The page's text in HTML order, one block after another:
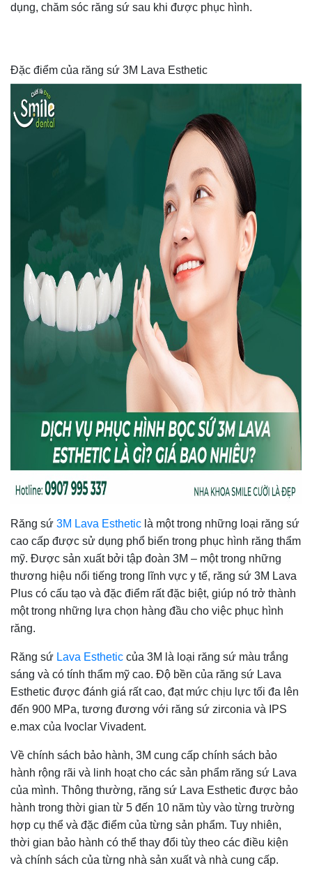
dụng, chăm sóc răng sứ sau khi được phục hình.
Đặc điểm của răng sứ 3M Lava Esthetic
Răng sứ 3M Lava Esthetic là một trong những loại răng sứ
cao cấp được sử dụng phổ biến trong phục hình răng thẩm
mỹ. Được sản xuất bởi tập đoàn 3M – một trong những
thương hiệu nổi tiếng trong lĩnh vực y tế, răng sứ 3M Lava
Plus có cấu tạo và đặc điểm rất đặc biệt, giúp nó trở thành
một trong những lựa chọn hàng đầu cho việc phục hình
răng.
Răng sứ Lava Esthetic của 3M là loại răng sứ màu trắng
sáng và có tính thẩm mỹ cao. Độ bền của răng sứ Lava
Esthetic được đánh giá rất cao, đạt mức chịu lực tối đa lên
đến 900 MPa, tương đương với răng sứ zirconia và IPS
e.max của Ivoclar Vivadent.
Về chính sách bảo hành, 3M cung cấp chính sách bảo
hành rộng rãi và linh hoạt cho các sản phẩm răng sứ Lava
của mình. Thông thường, răng sứ Lava Esthetic được bảo
hành trong thời gian từ 5 đến 10 năm tùy vào từng trường
hợp cụ thể và đặc điểm của từng sản phẩm. Tuy nhiên,
thời gian bảo hành có thể thay đổi tùy theo các điều kiện
và chính sách của từng nhà sản xuất và nhà cung cấp.